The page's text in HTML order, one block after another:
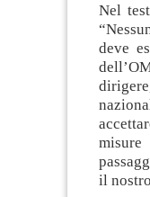
Nel
deve
il